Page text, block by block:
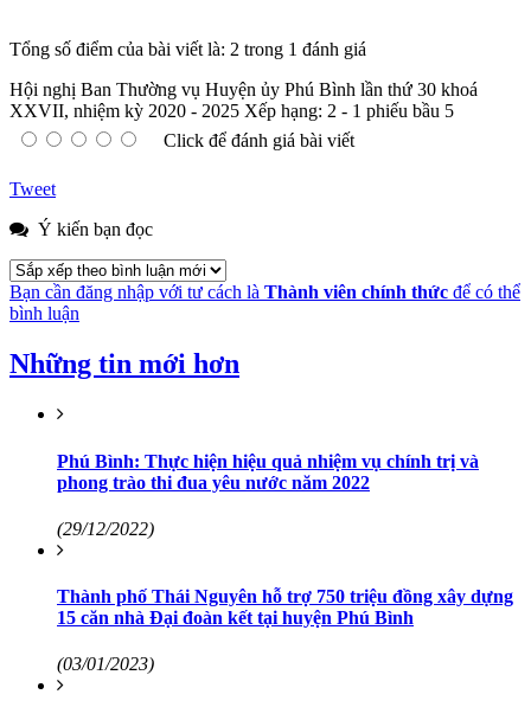
Tổng số điểm của bài viết là: 2 trong 1 đánh giá
Hội nghị Ban Thường vụ Huyện ủy Phú Bình lần thứ 30 khoá
XXVII, nhiệm kỳ 2020 - 2025 Xếp hạng: 2 - 1 phiếu bầu 5
Click để đánh giá bài viết
Tweet
Ý kiến bạn đọc
Bạn cần đăng nhập với tư cách là Thành viên chính thức để có thể
bình luận
Những tin mới hơn
Phú Bình: Thực hiện hiệu quả nhiệm vụ chính trị và
phong trào thi đua yêu nước năm 2022
(29/12/2022)
Thành phố Thái Nguyên hỗ trợ 750 triệu đồng xây dựng
15 căn nhà Đại đoàn kết tại huyện Phú Bình
(03/01/2023)